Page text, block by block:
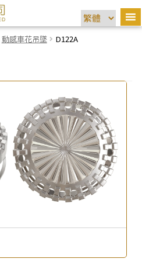
動感車花吊墜 D122A